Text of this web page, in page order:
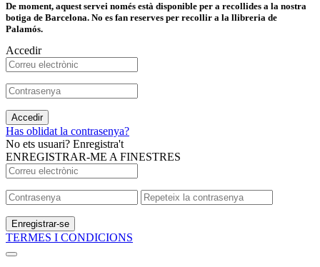
De moment, aquest servei només està disponible per a recollides a la nostra
botiga de Barcelona. No es fan reserves per recollir a la llibreria de
Palamós.
Accedir
Accedir
Has oblidat la contrasenya?
No ets usuari? Enregistra't
ENREGISTRAR-ME A FINESTRES
Enregistrar-se
TERMES I CONDICIONS